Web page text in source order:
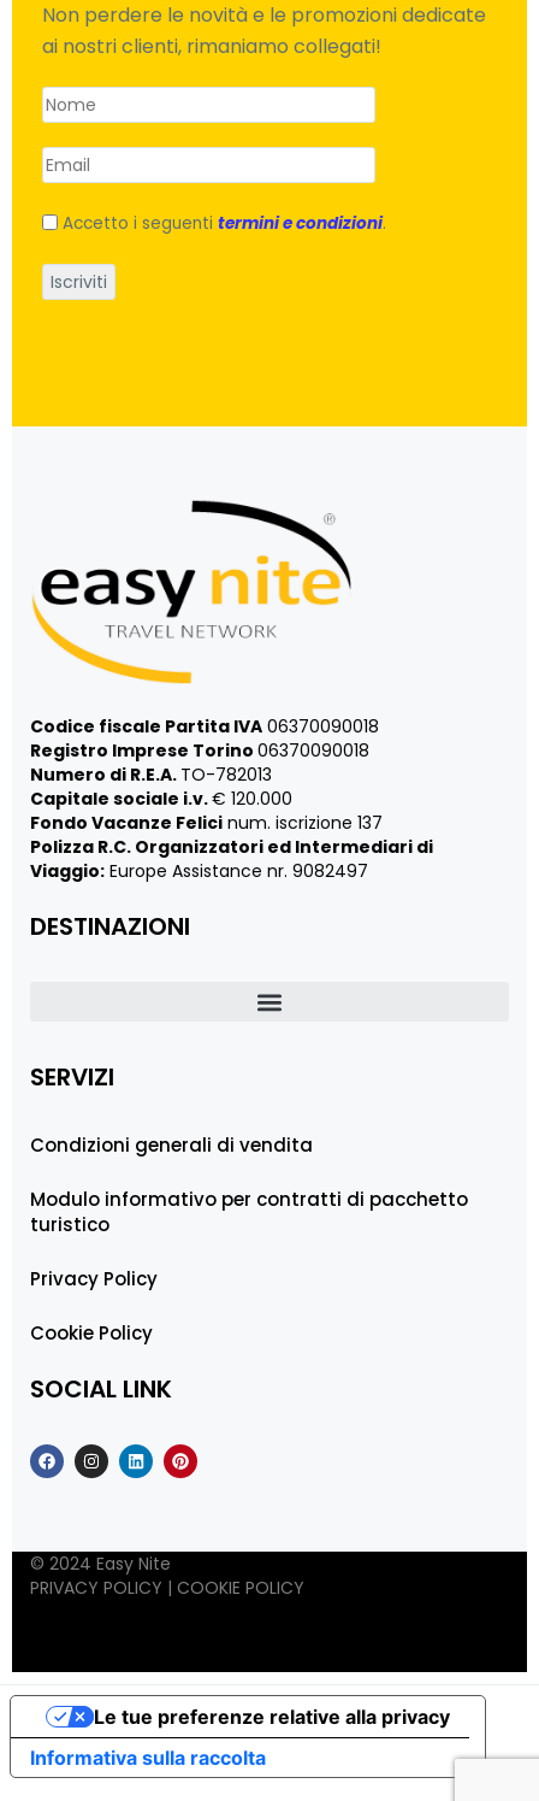
Non perdere le novità e le promozioni dedicate
ai nostri clienti, rimaniamo collegati!
Accetto i seguenti termini e condizioni.
Codice fiscale Partita IVA 06370090018
Registro Imprese Torino 06370090018
Numero di R.E.A. TO-782013
Capitale sociale i.v.€ 120.000
Fondo Vacanze Felici num. iscrizione 137
Polizza R.C. Organizzatori ed Intermediari di
Viaggio: Europe Assistance nr. 9082497
DESTINAZIONI
SERVIZI
Condizioni generali di vendita
Modulo informativo per contratti di pacchetto
turistico
Privacy Policy
Cookie Policy
SOCIAL LINK
© 2024 Easy Nite
PRIVACY POLICY | COOKIE POLICY
Informativa sulla raccolta
Le tue preferenze relative alla privacy